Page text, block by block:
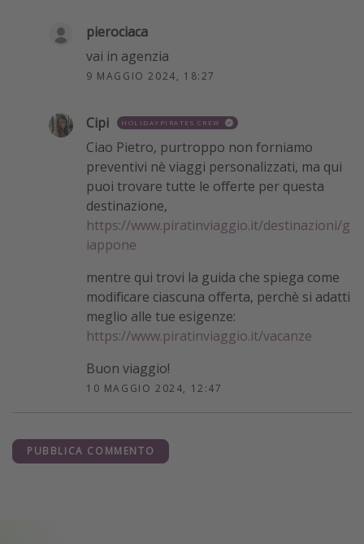
pierociaca
vai in agenzia
9 MAGGIO 2024, 18:27
Cipi HOLIDAYPIRATES CREW
Ciao Pietro, purtroppo non forniamo
preventivi nè viaggi personalizzati, ma qui
puoi trovare tutte le offerte per questa
destinazione,
https://www.piratinviaggio.it/destinazioni/g
iappone
mentre qui trovi la guida che spiega come
modificare ciascuna offerta, perchè si adatti
meglio alle tue esigenze:
https://www.piratinviaggio.it/vacanze
Buon viaggio!
10 MAGGIO 2024, 12:47
PUBBLICA COMMENTO